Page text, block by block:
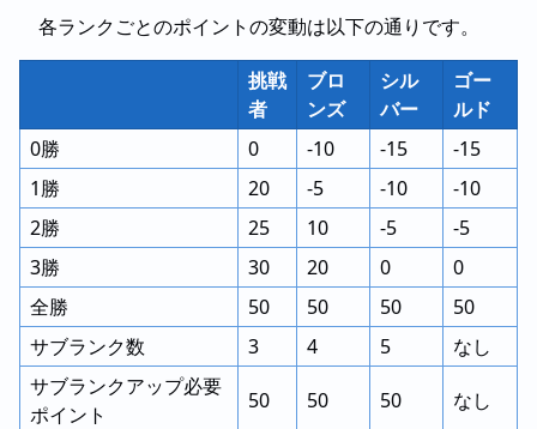
各ランクごとのポイントの変動は以下の通りです。
挑戦
者
ブロ
ンズ
シル
バー
ゴー
ルド
0勝
0 -10 -15
-15
1勝
20 -5 -10
-10
2勝
25 10 -5
-5
3勝
30 20 0
0
全勝
50 50 50
50
サブランク数
3 4 5
なし
サブランクアップ必要
ポイント
50 50 50 なし